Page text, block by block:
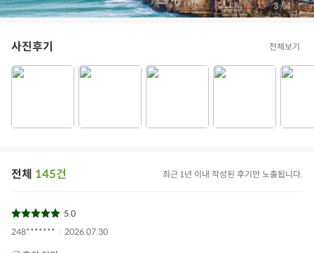
4/4
사진후기 전체보기
전체 145건 최근 1년 이내 작성된 후기만 노출됩니다.
5.0
248*******
2026.07.30